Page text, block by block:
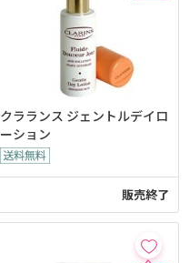
クラランス ジェントルデイロ
ーション
販売終了